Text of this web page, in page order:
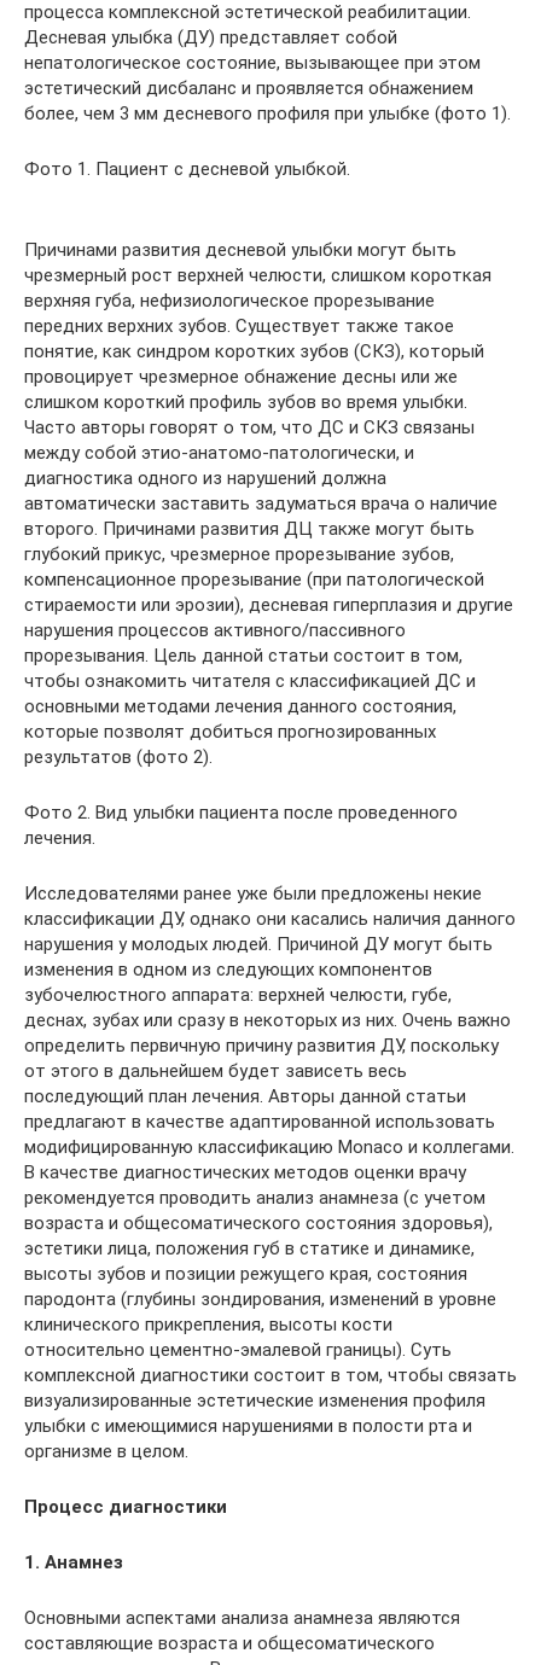
процесса комплексной эстетической реабилитации.
Десневая улыбка (ДУ) представляет собой
непатологическое состояние, вызывающее при этом
эстетический дисбаланс и проявляется обнажением
более, чем 3 мм десневого профиля при улыбке (фото 1).
Фото 1. Пациент с десневой улыбкой.
Причинами развития десневой улыбки могут быть
чрезмерный рост верхней челюсти, слишком короткая
верхняя губа, нефизиологическое прорезывание
передних верхних зубов. Существует также такое
понятие, как синдром коротких зубов (СКЗ), который
провоцирует чрезмерное обнажение десны или же
слишком короткий профиль зубов во время улыбки.
Часто авторы говорят о том, что ДС и СКЗ связаны
между собой этио-анатомо-патологически, и
диагностика одного из нарушений должна
автоматически заставить задуматься врача о наличие
второго. Причинами развития ДЦ также могут быть
глубокий прикус, чрезмерное прорезывание зубов,
компенсационное прорезывание (при патологической
стираемости или эрозии), десневая гиперплазия и другие
нарушения процессов активного/пассивного
прорезывания. Цель данной статьи состоит в том,
чтобы ознакомить читателя с классификацией ДС и
основными методами лечения данного состояния,
которые позволят добиться прогнозированных
результатов (фото 2).
Фото 2. Вид улыбки пациента после проведенного
лечения.
Исследователями ранее уже были предложены некие
классификации ДУ, однако они касались наличия данного
нарушения у молодых людей. Причиной ДУ могут быть
изменения в одном из следующих компонентов
зубочелюстного аппарата: верхней челюсти, губе,
деснах, зубах или сразу в некоторых из них. Очень важно
определить первичную причину развития ДУ, поскольку
от этого в дальнейшем будет зависеть весь
последующий план лечения. Авторы данной статьи
предлагают в качестве адаптированной использовать
модифицированную классификацию Monaco и коллегами.
В качестве диагностических методов оценки врачу
рекомендуется проводить анализ анамнеза (с учетом
возраста и общесоматического состояния здоровья),
эстетики лица, положения губ в статике и динамике,
высоты зубов и позиции режущего края, состояния
пародонта (глубины зондирования, изменений в уровне
клинического прикрепления, высоты кости
относительно цементно-эмалевой границы). Суть
комплексной диагностики состоит в том, чтобы связать
визуализированные эстетические изменения профиля
улыбки с имеющимися нарушениями в полости рта и
организме в целом.
Процесс диагностики
1. Анамнез
Основными аспектами анализа анамнеза являются
составляющие возраста и общесоматического